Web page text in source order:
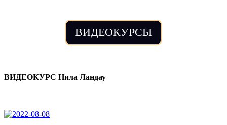
ВИДЕОКУРСЫ
ВИДЕОКУРС Нила Ландау